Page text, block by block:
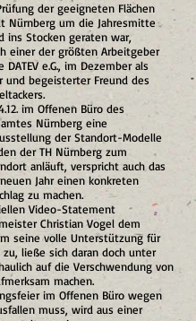
der geeigneten Flächen
Nürnberg um die Jahresmitte
ins Stocken geraten war,
einer der größten Arbeitgeber
DATEV e.G., im Dezember als
und begeisterter Freund des
im Offenen Büro des
Nürnberg eine
der Standort-Modelle
der TH Nürnberg zum
anläuft, verspricht auch das
Jahr einen konkreten
zu machen.
Video-Statement
Christian Vogel dem
seine volle Unterstützung für
ließe sich daran doch unter
auf die Verschwendung von
machen.
im Offenen Büro wegen
muss, wird aus einer